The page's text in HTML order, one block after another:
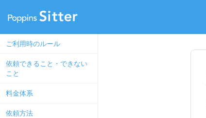
ご利用時のルール
依頼できること・できない
こと
料金体系
依頼方法